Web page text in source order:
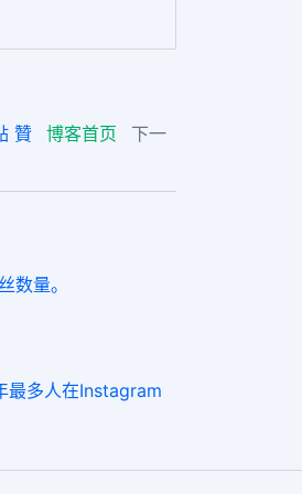
贊 博客首页
下一
量。
最多人在Instagram